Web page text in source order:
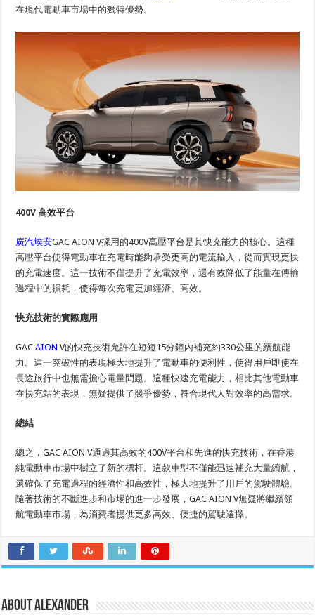
在現代電動車市場中的獨特優勢。
400V高效平台
廣汽埃安GAC AION V採用的400V高壓平台是其快充能力的核心。這種
高壓平台使得電動車在充電時能夠承受更高的電流輸入，從而實現更快
的充電速度。這一技術不僅提升了充電效率，還有效降低了能量在傳輸
過程中的損耗，使得每次充電更加經濟、高效。
快充技術的實際應用
GACAION V的快充技術允許在短短15分鐘內補充約330公里的續航能
力。這一突破性的表現極大地提升了電動車的便利性，使得用戶即使在
長途旅行中也無需擔心電量問題。這種快速充電能力，相比其他電動車
在快充站的表現，無疑提供了競爭優勢，符合現代人對效率的高需求。
總結
總之，GAC AION V通過其高效的400V平台和先進的快充技術，在香港
純電動車市場中樹立了新的標杆。這款車型不僅能迅速補充大量續航，
還確保了充電過程的經濟性和高效性，極大地提升了用戶的駕駛體驗。
隨著技術的不斷進步和市場的進一步發展，GAC AION V無疑將繼續領
航電動車市場，為消費者提供更多高效、便捷的駕駛選擇。
About Alexander